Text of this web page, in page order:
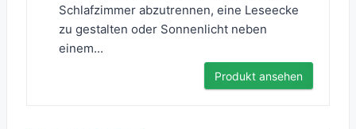
Schlafzimmer abzutrennen, eine Leseecke
zu gestalten oder Sonnenlicht neben
einem...
Produkt ansehen